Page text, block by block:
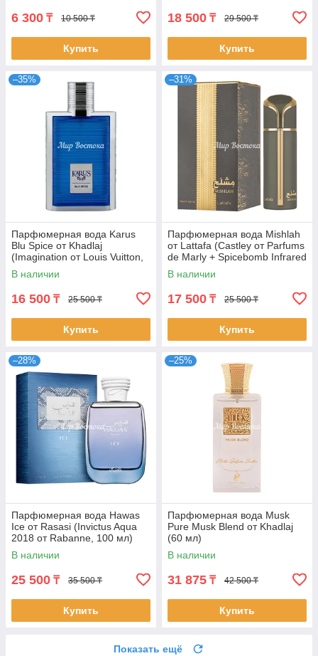
6 300 ₸ 10 500 ₸
Купить
18 500 ₸ 29 500 ₸
Купить
–35%
Парфюмерная вода Karus
Blu Spice от Khadlaj
(Imagination от Louis Vuitton,
100 мл)
В наличии
16 500 ₸ 25 500 ₸
Купить
–31%
Парфюмерная вода Mishlah
от Lattafa (Castley от Parfums
de Marly + Spicebomb Infrared
от Viktor&Rolf, 100 мл)
В наличии
17 500 ₸ 25 500 ₸
Купить
–28%
Парфюмерная вода Hawas
Ice от Rasasi (Invictus Aqua
2018 от Rabanne, 100 мл)
В наличии
25 500 ₸ 35 500 ₸
Купить
–25%
Парфюмерная вода Musk
Pure Musk Blend от Khadlaj
(60 мл)
В наличии
31 875 ₸ 42 500 ₸
Купить
Показать ещё